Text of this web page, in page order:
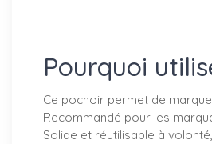
Pourquoi
Ce pochoir permet de
Recommandé pour les
Solide et réutilisable à